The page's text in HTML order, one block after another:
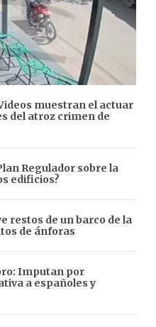
muestran el actuar
del atroz crimen de
Regulador sobre la
edificios?
restos de un barco de la
de ánforas
Imputan por
a españoles y